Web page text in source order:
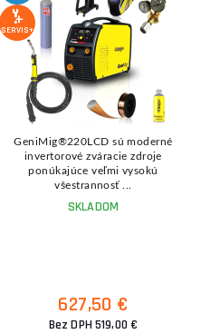
SERVIS+
GeniMig®220LCD sú moderné
invertorové zváracie zdroje
ponúkajúce veľmi vysokú
všestrannosť ...
SKLADOM
627,50 €
Bez DPH 519,00 €